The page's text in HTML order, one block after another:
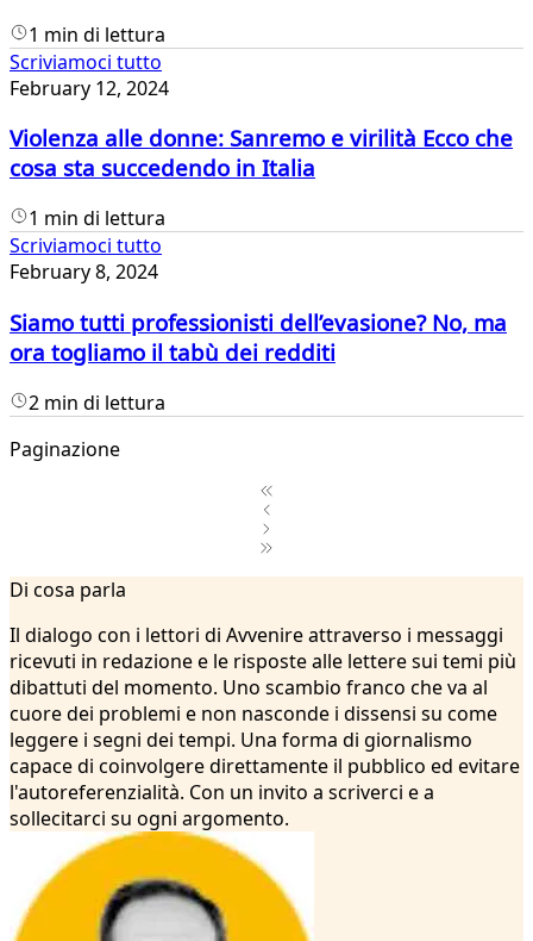
1 min di lettura
Scriviamoci tutto
February 12, 2024
Violenza alle donne: Sanremo e virilità Ecco che
cosa sta succedendo in Italia
1 min di lettura
Scriviamoci tutto
February 8, 2024
Siamo tutti professionisti dell’evasione? No, ma
ora togliamo il tabù dei redditi
2 min di lettura
Paginazione
2
...
Di cosa parla
Il dialogo con i lettori di Avvenire attraverso i messaggi
ricevuti in redazione e le risposte alle lettere sui temi più
dibattuti del momento. Uno scambio franco che va al
cuore dei problemi e non nasconde i dissensi su come
leggere i segni dei tempi. Una forma di giornalismo
capace di coinvolgere direttamente il pubblico ed evitare
l'autoreferenzialità. Con un invito a scriverci e a
sollecitarci su ogni argomento.